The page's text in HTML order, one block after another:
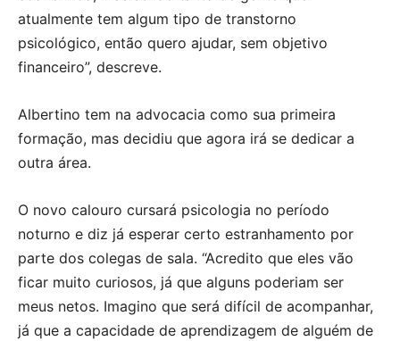
atualmente tem algum tipo de transtorno
psicológico, então quero ajudar, sem objetivo
financeiro”, descreve.
Albertino tem na advocacia como sua primeira
formação, mas decidiu que agora irá se dedicar a
outra área.
O novo calouro cursará psicologia no período
noturno e diz já esperar certo estranhamento por
parte dos colegas de sala. “Acredito que eles vão
ficar muito curiosos, já que alguns poderiam ser
meus netos. Imagino que será difícil de acompanhar,
já que a capacidade de aprendizagem de alguém de